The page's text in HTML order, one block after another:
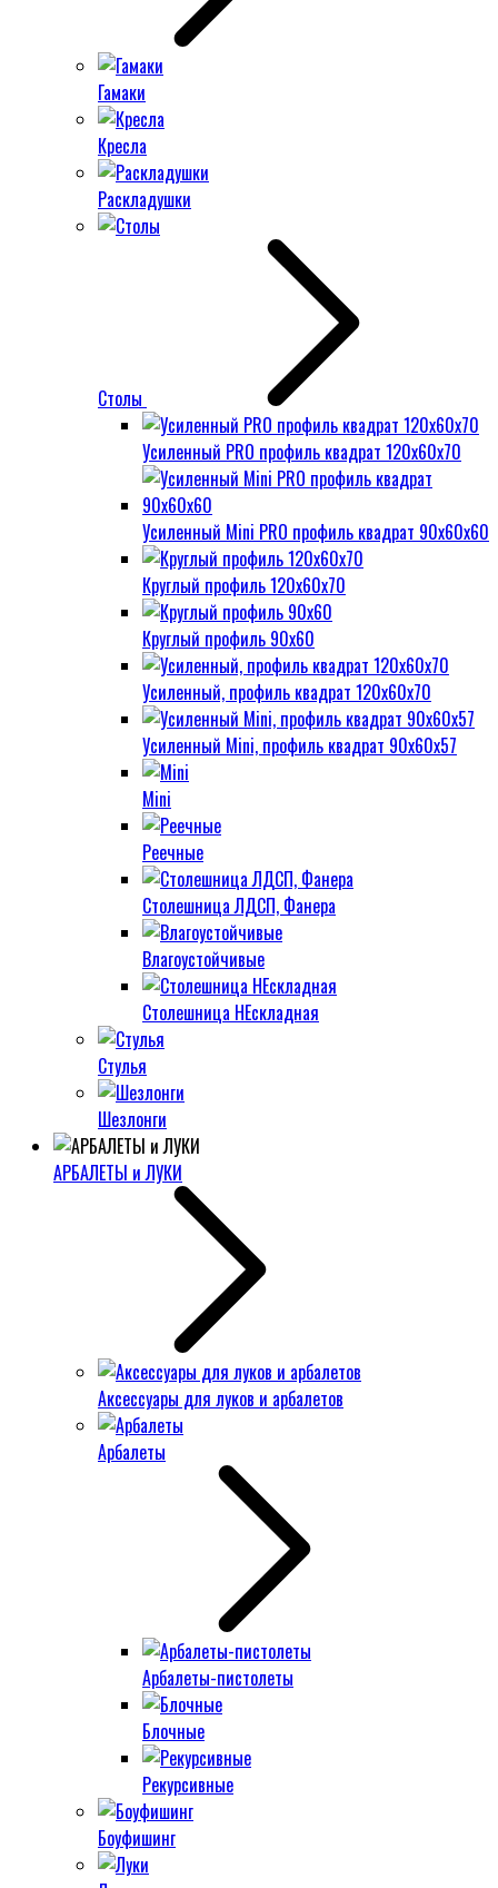
Гамаки
Кресла
Раскладушки
Столы
Усиленный PRO профиль квадрат 120х60х70
Усиленный Mini PRO профиль квадрат 90х60х60
Круглый профиль 120х60х70
Круглый профиль 90х60
Усиленный, профиль квадрат 120х60х70
Усиленный Mini, профиль квадрат 90х60х57
Mini
Реечные
Столешница ЛДСП, Фанера
Влагоустойчивые
Столешница НЕскладная
Стулья
Шезлонги
АРБАЛЕТЫ и ЛУКИ
Аксессуары для луков и арбалетов
Арбалеты
Арбалеты-пистолеты
Блочные
Рекурсивные
Боуфишинг